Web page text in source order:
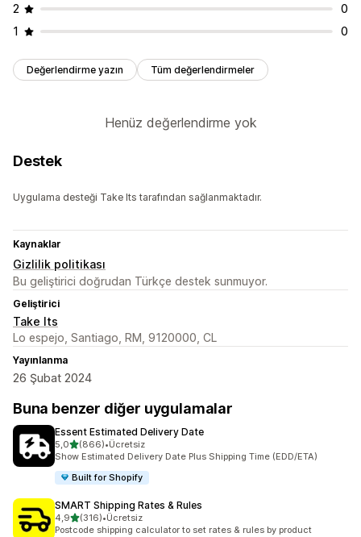
2
0
1
0
Değerlendirme yazın Tüm değerlendirmeler
Henüz değerlendirme yok
Destek
Uygulama desteği Take Its tarafından sağlanmaktadır.
Kaynaklar
Gizlilik politikası
Bu geliştirici doğrudan Türkçe destek sunmuyor.
Geliştirici
Take Its
Lo espejo, Santiago, RM, 9120000, CL
Yayınlanma
26 Şubat 2024
Buna benzer diğer uygulamalar
Essent Estimated Delivery Date
5,05 yıldız üzerinden
(866)
toplam 866 değerlendirme
•Ücretsiz
Show Estimated Delivery Date Plus Shipping Time (EDD/ETA)
Built for Shopify
SMART Shipping Rates & Rules
4,95 yıldız üzerinden
(316)
toplam 316 değerlendirme
•Ücretsiz
Postcode shipping calculator to set rates & rules by product